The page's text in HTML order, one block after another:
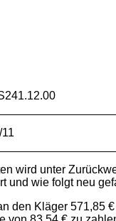
wird unter
und wie folgt neu
den Kläger 571,85